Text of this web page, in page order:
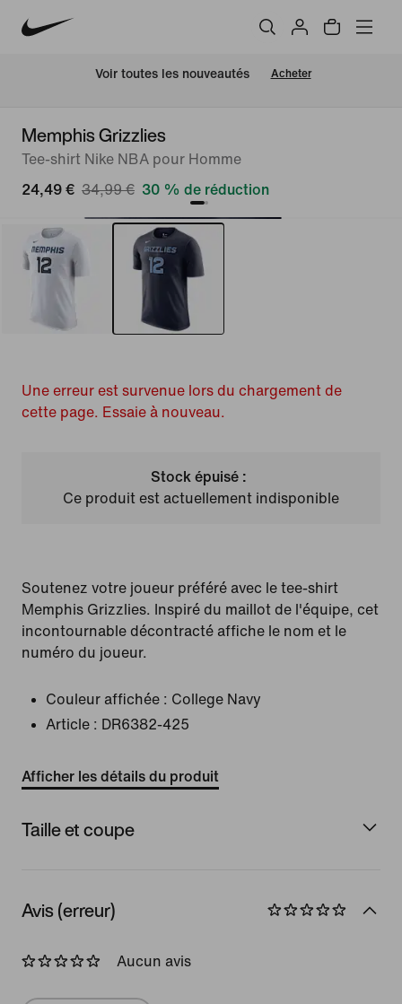
Voir toutes les nouveautés Acheter
Memphis Grizzlies
Tee-shirt Nike NBA pour Homme
24,49 € 34,99 € 30 % de réduction
Une erreur est survenue lors du chargement de
cette page. Essaie à nouveau.
Stock épuisé :
Ce produit est actuellement indisponible
Soutenez votre joueur préféré avec le tee-shirt
Memphis Grizzlies. Inspiré du maillot de l'équipe, cet
incontournable décontracté affiche le nom et le
numéro du joueur.
Couleur affichée : College Navy
Article : DR6382-425
Afficher les détails du produit
Taille et coupe
Avis (erreur)
Aucun avis